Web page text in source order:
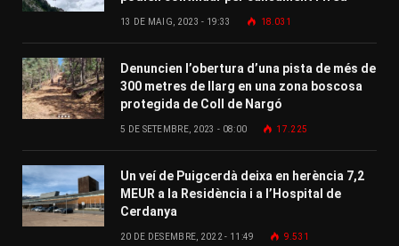
13 DE MAIG, 2023 - 19:33 18.031
Denuncien l’obertura d’una pista de més de
300 metres de llarg en una zona boscosa
protegida de Coll de Nargó
5 DE SETEMBRE, 2023 - 08:00 17.225
Un veí de Puigcerdà deixa en herència 7,2
MEUR a la Residència i a l’Hospital de
Cerdanya
20 DE DESEMBRE, 2022 - 11:49 9.531